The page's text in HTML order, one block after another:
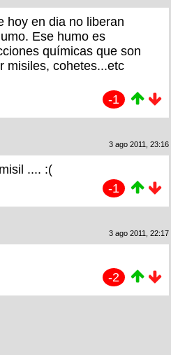
hoy en dia no liberan
Ese humo es
químicas que son
misiles, cohetes...etc
-1
3 ago 2011, 23:16
.... :(
-1
3 ago 2011, 22:17
-2